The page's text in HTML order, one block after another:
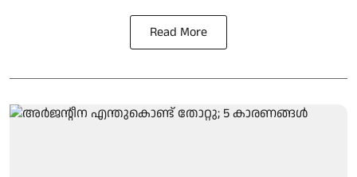
Read More